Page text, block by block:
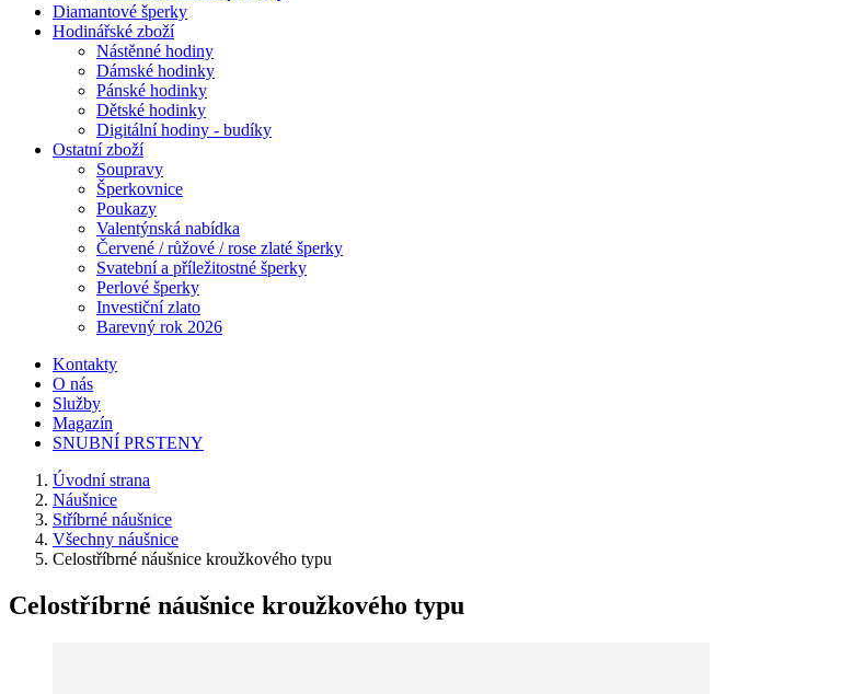
Diamantové šperky
Hodinářské zboží
Nástěnné hodiny
Dámské hodinky
Pánské hodinky
Dětské hodinky
Digitální hodiny - budíky
Ostatní zboží
Soupravy
Šperkovnice
Poukazy
Valentýnská nabídka
Červené / růžové / rose zlaté šperky
Svatební a příležitostné šperky
Perlové šperky
Investiční zlato
Barevný rok 2026
Kontakty
O nás
Služby
Magazín
SNUBNÍ PRSTENY
Úvodní strana
Náušnice
Stříbrné náušnice
Všechny náušnice
Celostříbrné náušnice kroužkového typu
Celostříbrné náušnice kroužkového typu